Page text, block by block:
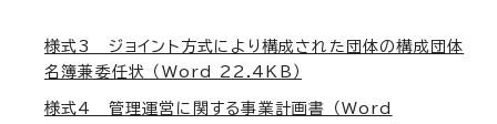
様式3 ジョイント方式により構成された団体の構成団体
名簿兼委任状 （Word 22.4KB）
様式4 管理運営に関する事業計画書 （Word